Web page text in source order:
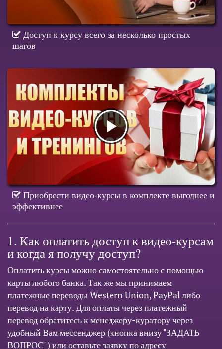
Доступ к курсу всего за несколько простых
шагов
Приобрести видео-курсы в комплекте выгоднее и
эффективнее
1. Как оплатить доступ к видео-курсам
и когда я получу доступ?
Оплатить курсы можно самостоятельно с помощью
карты любого банка. Так же мы принимаем
платежные переводы Western Union, PayPal либо
перевод на карту. Для оплаты через платежный
перевод обратитесь к менеджеру-куратору через
удобный Вам мессенджер (кнопка внизу "ЗАДАТЬ
ВОПРОС") или оставьте заявку по адресу